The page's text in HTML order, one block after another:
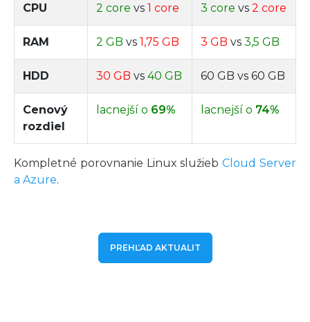
CPU 2 core vs 1 core 3 core vs 2 core
RAM 2 GB vs 1,75 GB 3 GB vs 3,5 GB
HDD 30 GB vs 40 GB 60 GB vs 60 GB
Cenový
rozdiel
lacnejší o 69% lacnejší o 74%
Kompletné porovnanie Linux služiebCloud Server
a Azure.
PREHĽAD AKTUALIT